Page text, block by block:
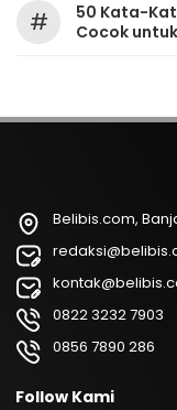
#
50 Kata-
Cocok
Belibis.com,
0822 3232 7903
0856 7890 286
Follow Kami